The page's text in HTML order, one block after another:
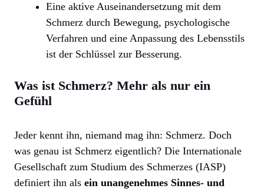
Eine aktive Auseinandersetzung mit dem
Schmerz durch Bewegung, psychologische
Verfahren und eine Anpassung des Lebensstils
ist der Schlüssel zur Besserung.
Was ist Schmerz? Mehr als nur ein
Gefühl
Jeder kennt ihn, niemand mag ihn: Schmerz. Doch
was genau ist Schmerz eigentlich? Die Internationale
Gesellschaft zum Studium des Schmerzes (IASP)
definiert ihn als ein unangenehmes Sinnes- und